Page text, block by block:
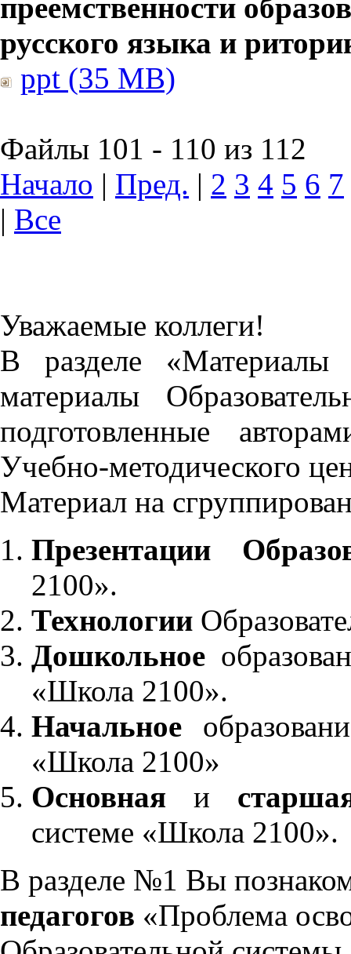
преемственности
русского языка и
ppt (35 MB)
Файлы 101 - 110 из 112
Начало | Пред. | 2 3 4 5 6 7
| Все
Уважаемые коллеги!
В разделе «Материалы
материалы
подготовленные
Учебно-методического
Материал на
Презентации
2100».
Технологии
Дошкольное
«Школа 2100».
Начальное
«Школа 2100»
Основнаяи
системе «Школа 2100».
В разделе №1 Вы
педагогов «Проблема